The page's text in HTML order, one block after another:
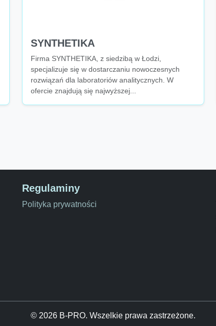
SYNTHETIKA
Firma SYNTHETIKA, z siedzibą w Łodzi,
specjalizuje się w dostarczaniu nowoczesnych
rozwiązań dla laboratoriów analitycznych. W
ofercie znajdują się najwyższej...
Regulaminy
Polityka prywatności
© 2026 B-PRO. Wszelkie prawa zastrzeżone.